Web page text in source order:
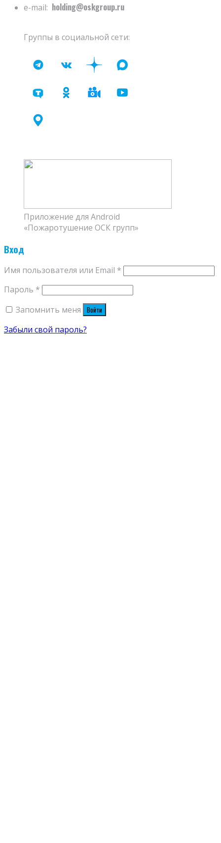
e-mail: holding@oskgroup.ru
Группы в социальной сети:
Приложение для Android
«Пожаротушение ОСК групп»
Вход
Имя пользователя или Email *
Пароль *
Запомнить меня
Войти
Забыли свой пароль?